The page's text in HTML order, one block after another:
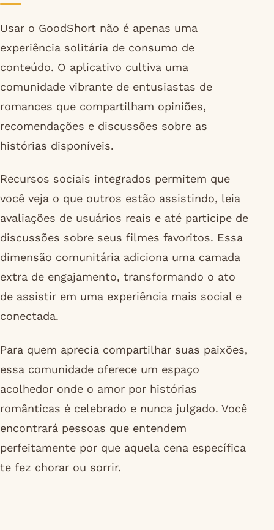
Usar o GoodShort não é apenas uma
experiência solitária de consumo de
conteúdo. O aplicativo cultiva uma
comunidade vibrante de entusiastas de
romances que compartilham opiniões,
recomendações e discussões sobre as
histórias disponíveis.
Recursos sociais integrados permitem que
você veja o que outros estão assistindo, leia
avaliações de usuários reais e até participe de
discussões sobre seus filmes favoritos. Essa
dimensão comunitária adiciona uma camada
extra de engajamento, transformando o ato
de assistir em uma experiência mais social e
conectada.
Para quem aprecia compartilhar suas paixões,
essa comunidade oferece um espaço
acolhedor onde o amor por histórias
românticas é celebrado e nunca julgado. Você
encontrará pessoas que entendem
perfeitamente por que aquela cena específica
te fez chorar ou sorrir.